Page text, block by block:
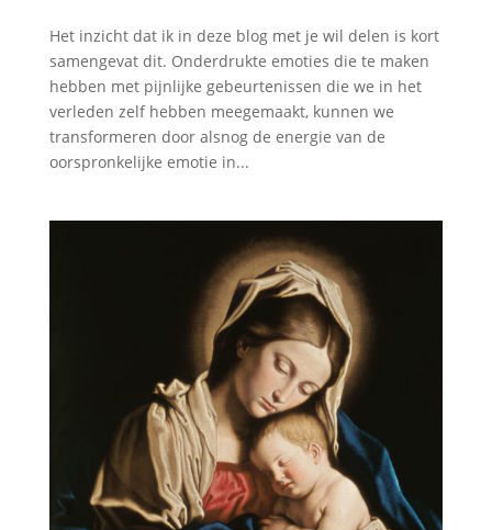
Het inzicht dat ik in deze blog met je wil delen is kort
samengevat dit. Onderdrukte emoties die te maken
hebben met pijnlijke gebeurtenissen die we in het
verleden zelf hebben meegemaakt, kunnen we
transformeren door alsnog de energie van de
oorspronkelijke emotie in...